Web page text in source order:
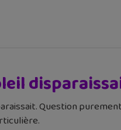
Question